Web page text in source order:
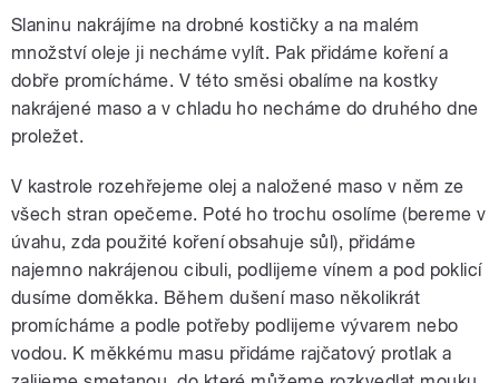
Slaninu nakrájíme na drobné kostičky a na malém
množství oleje ji necháme vylít. Pak přidáme koření a
dobře promícháme. V této směsi obalíme na kostky
nakrájené maso a v chladu ho necháme do druhého dne
proležet.
V kastrole rozehřejeme olej a naložené maso v něm ze
všech stran opečeme. Poté ho trochu osolíme (bereme v
úvahu, zda použité koření obsahuje sůl), přidáme
najemno nakrájenou cibuli, podlijeme vínem a pod poklicí
dusíme doměkka. Během dušení maso několikrát
promícháme a podle potřeby podlijeme vývarem nebo
vodou. K měkkému masu přidáme rajčatový protlak a